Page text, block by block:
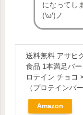
B1
ビタ
ミン
ビタ
ミン
B6
0.64～
㎎
ビタ
370～
ビタ
になってし
(‘ω’)ノ
送料無料 アサヒ
食品 1本満足バ
ロテイン チョコ
（プロテインバー
Amazon